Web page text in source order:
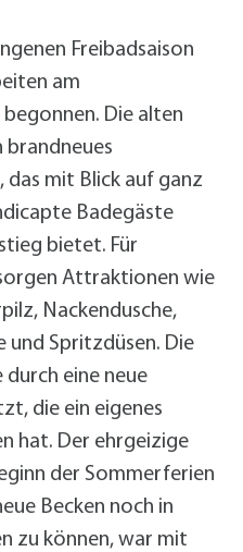
Freibadsaison
am
Die alten
brandneues
das mit Blick auf ganz
Badegäste
bietet. Für
Attraktionen wie
Nackendusche,
und Spritzdüsen. Die
durch eine neue
die ein eigenes
hat. Der ehrgeizige
der Sommerferien
Becken noch in
zu können, war mit